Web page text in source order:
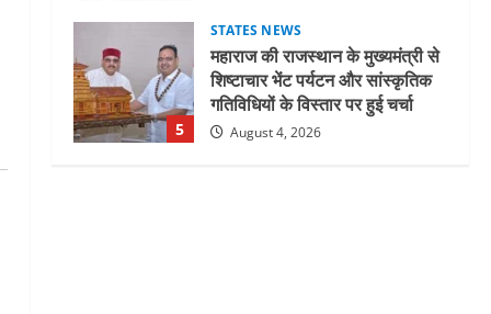
5
STATES NEWS
महाराज की राजस्थान के मुख्यमंत्री से
शिष्टाचार भेंट पर्यटन और सांस्कृतिक
गतिविधियों के विस्तार पर हुई चर्चा
August 4, 2026